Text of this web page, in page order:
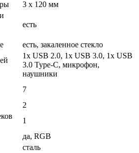
3 x 120 мм
есть
есть, закаленное стекло
1x USB 2.0, 1x USB 3.0, 1x USB
3.0 Type-C, микрофон,
наушники
7
2
1
да, RGB
сталь